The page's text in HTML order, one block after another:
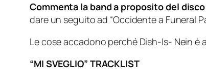
Commenta la band a proposito del
dare un seguito ad “Occidente a Funeral
Le cose accadono perché Dish-Is- Nein
“MI SVEGLIO” TRACKLIST